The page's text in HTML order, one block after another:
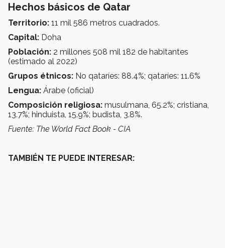
Hechos básicos de Qatar
Territorio: 11 mil 586 metros cuadrados.
Capital: Doha
Población: 2 millones 508 mil 182 de habitantes
(estimado al 2022)
Grupos étnicos: No qataríes: 88.4%; qataríes: 11.6%
Lengua: Árabe (oficial)
Composición religiosa: musulmana, 65.2%; cristiana,
13.7%; hinduista, 15.9%; budista, 3.8%.
Fuente: The World Fact Book - CIA
TAMBIÉN TE PUEDE INTERESAR: